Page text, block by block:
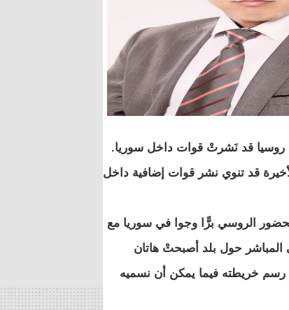
روسيا قد نَشرتْ قوات داخل سوريا.
قد تنوي نشر قوات إضافية داخل
الروسي برًّا وجوا في سوريا مع
المباشر حول بلد أصبحتْ هاتان
رسم خريطته فيما يمكن أن نسميه